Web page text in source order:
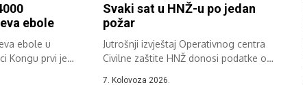
ebole
ebole u
Kongu prvi je
Svaki sat u HNŽ-u po jedan
požar
Jutrošnji izvještaj Operativnog centra
Civilne zaštite HNŽ donosi podatke o
7. Kolovoza 2026.